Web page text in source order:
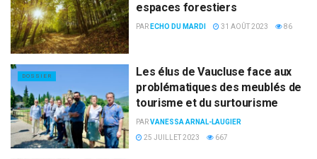
espaces forestiers
PAR ECHO DU MARDI 31 AOÛT 2023 86
DOSSIER
Les élus de Vaucluse face aux
problématiques des meublés de
tourisme et du surtourisme
PARVANESSA ARNAL-LAUGIER
25 JUILLET 2023
667